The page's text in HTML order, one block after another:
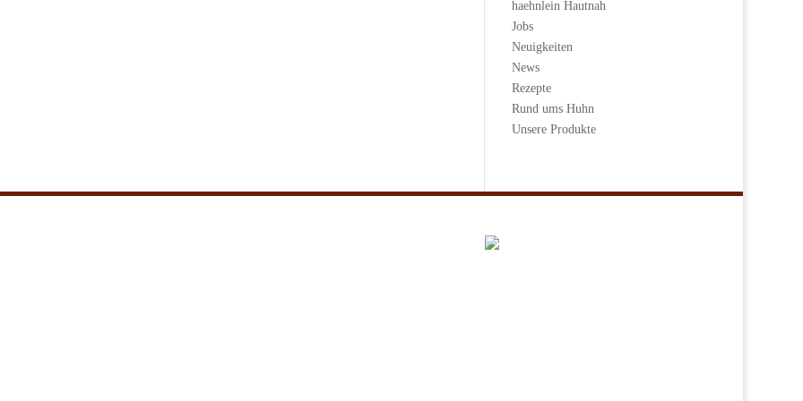
haehnlein Hautnah
Jobs
Neuigkeiten
News
Rezepte
Rund ums Huhn
Unsere Produkte